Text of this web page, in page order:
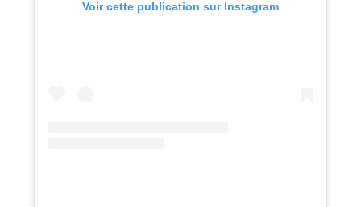
Voir cette publication sur Instagram